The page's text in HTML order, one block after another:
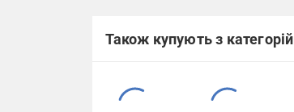
Також купують з категорій